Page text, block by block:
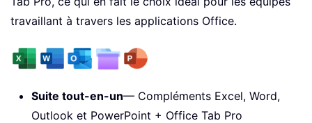
travaillant à travers les applications Office.
Suite tout-en-un— Compléments Excel, Word,
Outlook et PowerPoint + Office Tab Pro